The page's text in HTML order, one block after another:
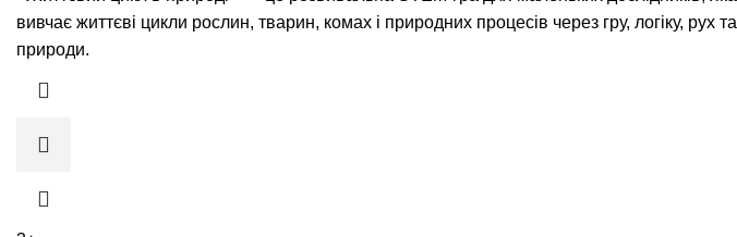
вивчає життєві цикли рослин, тварин, комах і природних процесів через гру, логіку,
природи.